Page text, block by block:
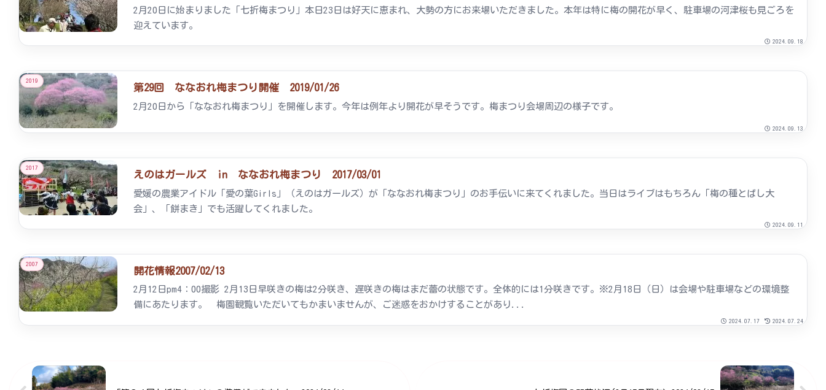
2月20日に始まりました「七折梅まつり」本日23日は好天に恵まれ、大勢の方にお来場いただきました。本年は特に梅の開花が早く、駐車場の河津桜も見ごろを
迎えています。
2024.09.18
2019
第29回 ななおれ梅まつり開催 2019/01/26
2月20日から「ななおれ梅まつり」を開催します。今年は例年より開花が早そうです。梅まつり会場周辺の様子です。
2024.09.13
2017
えのはガールズ in ななおれ梅まつり 2017/03/01
愛媛の農業アイドル「愛の葉Girls」（えのはガールズ）が「ななおれ梅まつり」のお手伝いに来てくれました。当日はライブはもちろん「梅の種とばし大
会」、「餅まき」でも活躍してくれました。
2024.09.11
2007
開花情報2007/02/13
2月12日pm4：00撮影 2月13日早咲きの梅は2分咲き、遅咲きの梅はまだ蕾の状態です。全体的には1分咲きです。※2月18日（日）は会場や駐車場などの環境整
備にあたります。 梅園観覧いただいてもかまいませんが、ご迷惑をおかけすることがあり...
2024.07.17 2024.07.24